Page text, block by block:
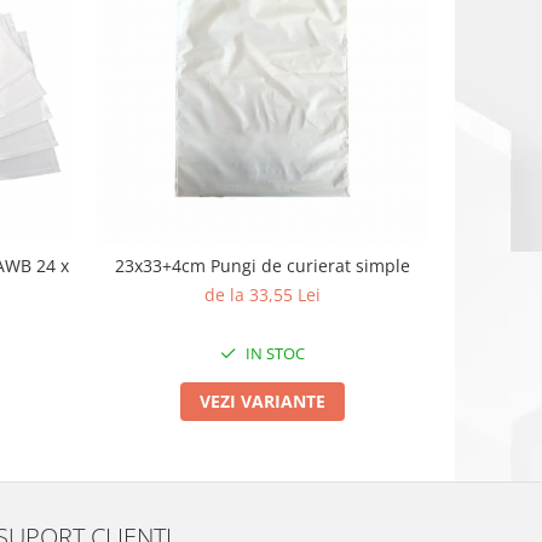
24 x
23x33+4cm Pungi de curierat simple
de la 33,55 Lei
IN STOC
VEZI VARIANTE